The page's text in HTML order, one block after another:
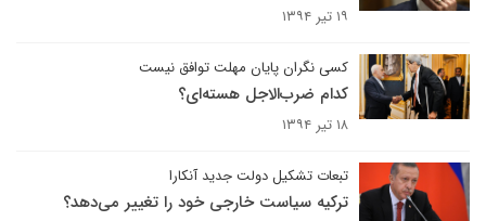
۱۹ تیر ۱۳۹۴
کسی نگران پایان مهلت توافق نیست
کدام ضرب‌الاجل هسته‌ای؟
۱۸ تیر ۱۳۹۴
تبعات تشکیل دولت جدید آنکارا
ترکیه سیاست خارجی خود را تغییر می‌دهد؟